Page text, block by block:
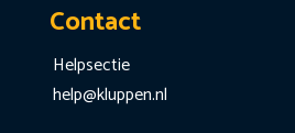
Contact
Helpsectie
help@kluppen.nl